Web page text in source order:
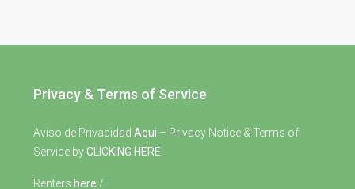
Privacy & Terms of Service
Aviso de Privacidad Aqui – Privacy Notice & Terms of
Service byCLICKING HERE
Renters here /